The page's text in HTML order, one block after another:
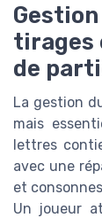
tirages
de
La gestion
mais
lettres
avec une
et
Un joueur